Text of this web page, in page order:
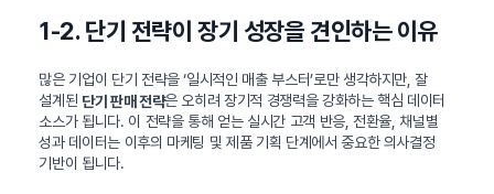
1-2. 단기 전략이 장기 성장을 견인하는 이유
많은 기업이 단기 전략을 ‘일시적인 매출 부스터’로만 생각하지만, 잘
설계된 단기 판매 전략은 오히려 장기적 경쟁력을 강화하는 핵심 데이터
소스가 됩니다. 이 전략을 통해 얻는 실시간 고객 반응, 전환율, 채널별
성과 데이터는 이후의 마케팅 및 제품 기획 단계에서 중요한 의사결정
기반이 됩니다.